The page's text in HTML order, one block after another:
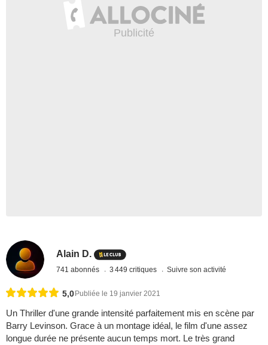
Alain D.
741 abonnés 3 449 critiques Suivre son activité
5,0 Publiée le 19 janvier 2021
Un Thriller d'une grande intensité parfaitement mis en scène par
Barry Levinson. Grace à un montage idéal, le film d'une assez
longue durée ne présente aucun temps mort. Le très grand